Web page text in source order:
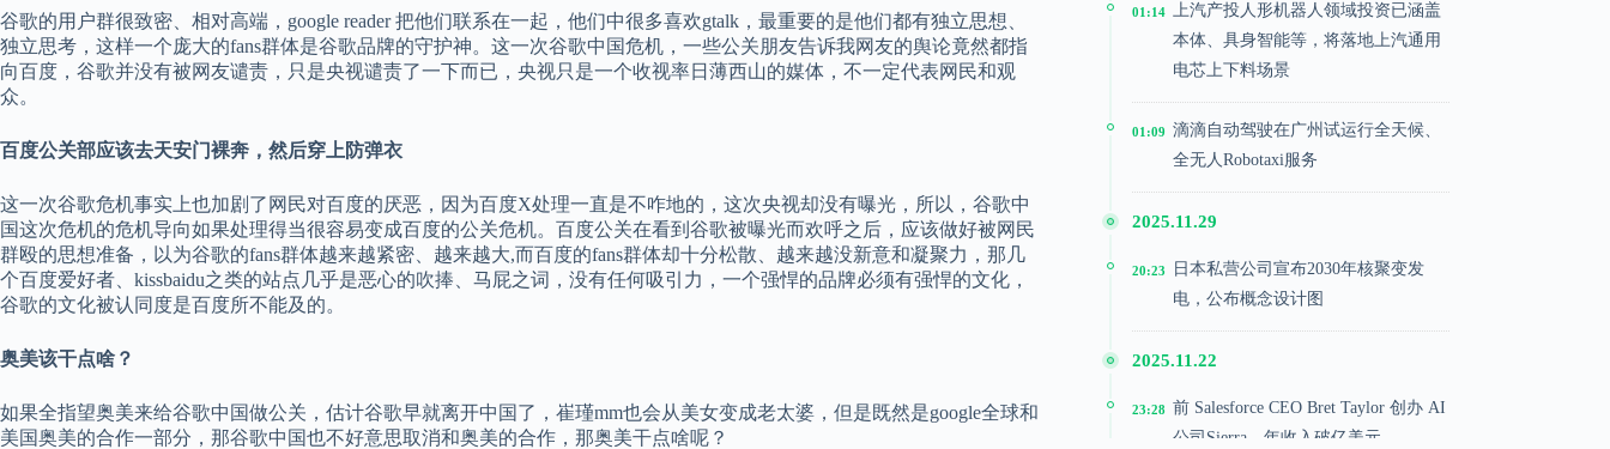
谷歌的用户群很致密、相对高端，google reader 把他们联系在一起，他们中很多喜欢gtalk，最重要的是他们都有独立思想、
独立思考，这样一个庞大的fans群体是谷歌品牌的守护神。这一次谷歌中国危机，一些公关朋友告诉我网友的舆论竟然都指
向百度，谷歌并没有被网友谴责，只是央视谴责了一下而已，央视只是一个收视率日薄西山的媒体，不一定代表网民和观
众。
百度公关部应该去天安门裸奔，然后穿上防弹衣
这一次谷歌危机事实上也加剧了网民对百度的厌恶，因为百度X处理一直是不咋地的，这次央视却没有曝光，所以，谷歌中
国这次危机的危机导向如果处理得当很容易变成百度的公关危机。百度公关在看到谷歌被曝光而欢呼之后，应该做好被网民
群殴的思想准备，以为谷歌的fans群体越来越紧密、越来越大,而百度的fans群体却十分松散、越来越没新意和凝聚力，那几
个百度爱好者、kissbaidu之类的站点几乎是恶心的吹捧、马屁之词，没有任何吸引力，一个强悍的品牌必须有强悍的文化，
谷歌的文化被认同度是百度所不能及的。
奥美该干点啥？
如果全指望奥美来给谷歌中国做公关，估计谷歌早就离开中国了，崔瑾mm也会从美女变成老太婆，但是既然是google全球和
美国奥美的合作一部分，那谷歌中国也不好意思取消和奥美的合作，那奥美干点啥呢？
01:14 上汽产投人形机器人领域投资已涵盖
本体、具身智能等，将落地上汽通用
电芯上下料场景
01:09 滴滴自动驾驶在广州试运行全天候、
全无人Robotaxi服务
2025.11.29
20:23
日本私营公司宣布2030年核聚变发
电，公布概念设计图
2025.11.22
23:28 前 Salesforce CEO Bret Taylor 创办 AI
公司Sierra，年收入破亿美元